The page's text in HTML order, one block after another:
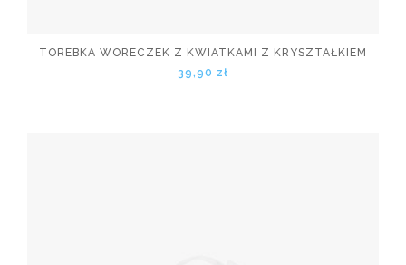
TOREBKA WORECZEK Z KWIATKAMI Z KRYSZTAŁKIEM
39,90 zł